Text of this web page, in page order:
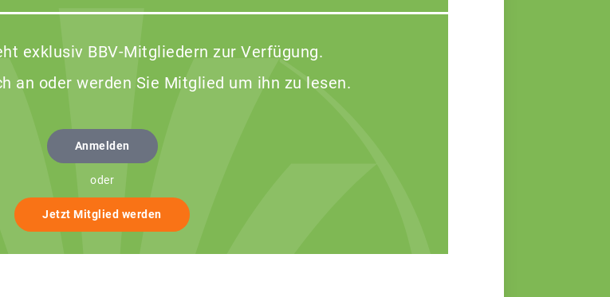
exklusiv BBV-Mitgliedern zur Verfügung.
an oder werden Sie Mitglied um ihn zu lesen.
Anmelden
oder
Jetzt Mitglied werden